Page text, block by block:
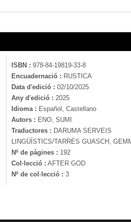
ISBN : 978-84-19819-33-8
Encuadernació : RUSTICA
Data d'edició : 02/10/2025
Any d'edició : 2025
Idioma : Español, Castellano
Autors : ENO, SUMI
Traductores : DARUMA SERVEIS
LINGÜÍSTICS/TARRÉS GUASCH,
Nº de pàgines : 192
Col·lecció : AFTER GOD
Nº de col·lecció : 3